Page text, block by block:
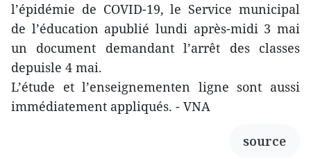
l’épidémie de COVID-19, le Service municipal
de l’éducation apublié lundi après-midi 3 mai
un document demandant l’arrêt des classes
depuisle 4 mai.
L’étude et l’enseignementen ligne sont aussi
immédiatement appliqués. - VNA
source